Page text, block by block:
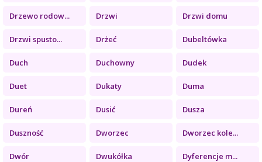
Drzewo rodow... Drzwi Drzwi domu
Drzwi spusto... Drżeć Dubeltówka
Duch Duchowny Dudek
Duet Dukaty Duma
Dureń Dusić Dusza
Duszność Dworzec Dworzec kole...
Dwór Dwukółka Dyferencje m...